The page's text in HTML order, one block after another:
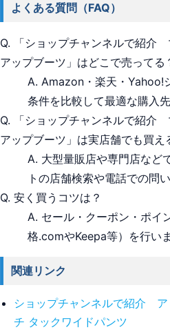
よくある質問（FAQ）
Q. 「ショップチャンネルで紹介
アップブーツ」はどこで売ってる
A. Amazon・楽天・Yahoo!
条件を比較して最適な購入
Q. 「ショップチャンネルで紹介
アップブーツ」は実店舗でも買え
A. 大型量販店や専門店など
トの店舗検索や電話での問
Q. 安く買うコツは？
A. セール・クーポン・ポイ
格.comやKeepa等）を行い
関連リンク
ショップチャンネルで紹介 ア
チ タックワイドパンツ